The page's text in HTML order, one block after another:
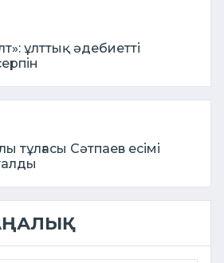
ұлттық әдебиетті
тұлғасы Сәтпаев есімі